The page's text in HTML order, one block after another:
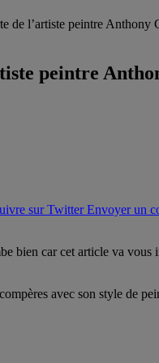
de l’artiste peintre Anthony
peintre
sur Twitter Envoyer un
bien car cet article va
avec son style de